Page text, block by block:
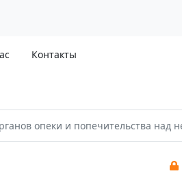
Контакты
и попечительства над несовершеннолетними в системе органов публичной власти